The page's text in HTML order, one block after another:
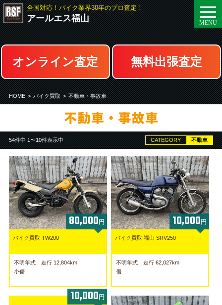
全国対応！バイク業界30年のプロ査定！
アールエス福山
オンライン査定 無料出張査定
HOME > バイク買取 > 不動車・事故車
54件中 1〜10件表示中 CATEGORY 不動車
80,000 円
バイク買取 TW200
不明年式 走行 12,804km
小傷
10,000 円
バイク買取 福山 SRV250
不明年式 走行 62,027km
傷
10,000円